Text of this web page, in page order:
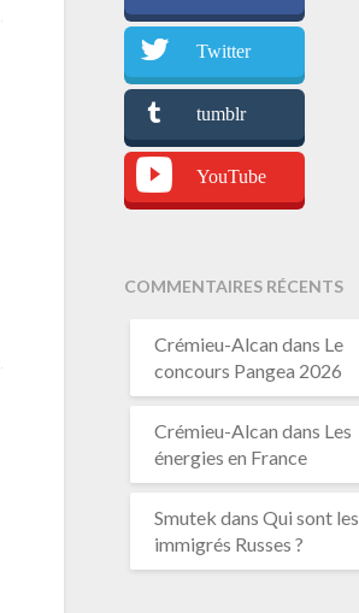
Twitter
tumblr
YouTube
COMMENTAIRES RÉCENTS
Crémieu-Alcan dans Le
concours Pangea 2026
Crémieu-Alcan dans Les
énergies en France
Smutek dans Qui sont les
immigrés Russes ?